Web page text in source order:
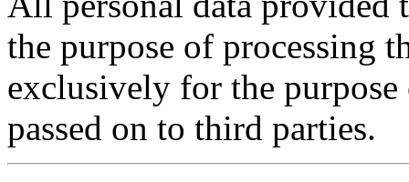
the purpose of processing
exclusively for the
passed on to third parties.